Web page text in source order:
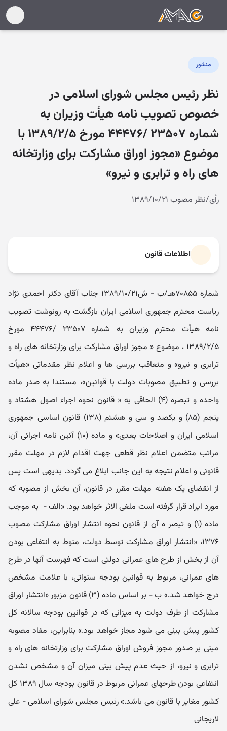
منشور
نظر رئیس مجلس شورای اسلامی در
خصوص تصویب‌ نامه هیأت وزیران به
شماره ۲۳۵۰۷ /۴۴۴۷۶ مورخ ۱۳۸۹/۲/۵ با
موضوع «مجوز اوراق مشارکت برای وزارتخانه
های راه و ترابری و نیرو»
رأی/نظر مصوب ۱۳۸۹/۱۰/۲۱
اطلاعات قانون
شماره ۷۰۸۵۵هـ/ب - ش۱۳۸۹/۱۰/۲۱ جناب آقای دکتر احمدی نژاد
ریاست محترم جمهوری اسلامی ایران بازگشت به رونوشت تصویب
نامه هیأت محترم وزیران به شماره ۲۳۵۰۷ /۴۴۴۷۶ مورخ
۱۳۸۹/۲/۵ ، موضوع « مجوز اوراق مشارکت برای وزارتخانه های راه و
ترابری و نیرو» و متعاقب بررسی ها و اعلام نظر مقدماتی «هیأت
بررسی و تطبیق مصوبات دولت با قوانین»، مستندا به صدر ماده
واحده و تبصره (۴) الحاقی به « قانون نحوه اجراء اصول هشتاد و
پنجم (۸۵) و یکصد و سی و هشتم (۱۳۸) قانون اساسی جمهوری
اسلامی ایران و اصلاحات بعدی» و ماده (۱۰) آئین نامه اجرائی آن،
مراتب متضمن اعلام نظر قطعی جهت اقدام لازم در مهلت مقرر
قانونی و اعلام نتیجه به این جانب ابلاغ می گردد. بدیهی است پس
از انقضای یک هفته مهلت مقرر در قانون، آن بخش از مصوبه که
مورد ایراد قرار گرفته است ملغی الاثر خواهد بود. «الف - به موجب
ماده (۱) و تبصر ه آن از قانون نحوه انتشار اوراق مشارکت مصوب
۱۳۷۶، «انتشار اوراق مشارکت توسط دولت، منوط به انتفاعی بودن
آن از بخش از طرح های عمرانی دولتی است که فهرست آنها در طرح
های عمرانی، مربوط به قوانین بودجه سنواتی، با علامت مشخص
درج خواهد شد.» ب - بر اساس ماده (۳) قانون مزبور «انتشار اوراق
مشارکت از طرف دولت به میزانی که در قوانین بودجه سالانه کل
کشور پیش بینی می شود مجاز خواهد بود.» بنابراین، مفاد مصوبه
مبنی بر صدور مجوز فروش اوراق مشارکت برای وزارتخانه های راه و
ترابری و نیرو، از حیث عدم پیش بینی میزان آن و مشخص نشدن
انتفاعی بودن طرحهای عمرانی مربوط در قانون بودجه سال ۱۳۸۹ کل
کشور مغایر با قانون می باشد.» رئیس مجلس شورای اسلامی - علی
لاریجانی